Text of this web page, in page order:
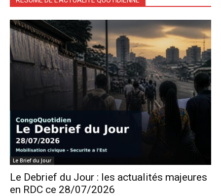
Le Brief du Jour
Le Debrief du Jour : les actualités majeures
en RDC ce 28/07/2026